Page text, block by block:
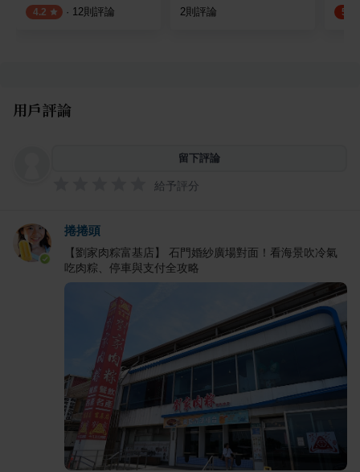
4.2 · 12則評論 2則評論 5.0
用戶評論
留下評論
給予評分
捲捲頭
【劉家肉粽富基店】 石門婚紗廣場對面！看海景吹冷氣
吃肉粽、停車與支付全攻略